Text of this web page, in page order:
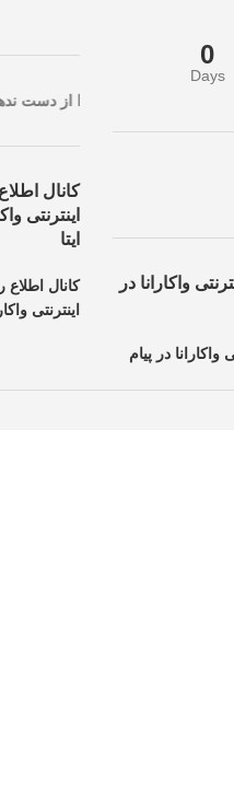
0
Days
واکارانا در
در پیام
همین حالا سفارش خود را ثبت
کانال
اینترنتی
ایتا
کانال
اینترنتی